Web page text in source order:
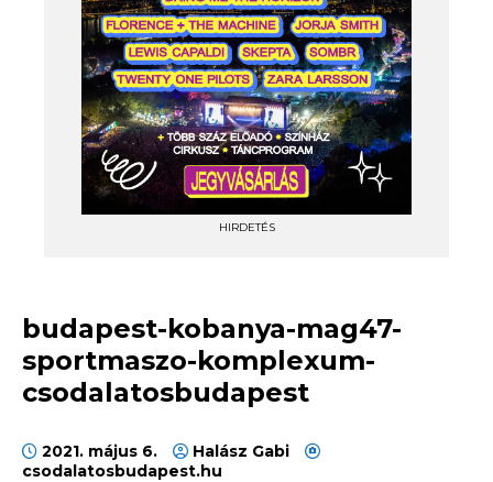
HIRDETÉS
budapest-kobanya-mag47-
sportmaszo-komplexum-
csodalatosbudapest
2021. május 6.
Halász Gabi
csodalatosbudapest.hu